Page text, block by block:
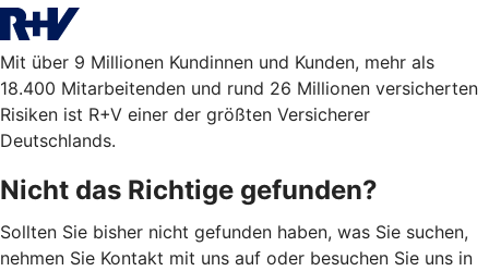
Mit über 9 Millionen Kundinnen und Kunden, mehr als
18.400 Mitarbeitenden und rund 26 Millionen versicherten
Risiken ist R+V einer der größten Versicherer
Deutschlands.
Nicht das Richtige gefunden?
Sollten Sie bisher nicht gefunden haben, was Sie suchen,
nehmen Sie Kontakt mit uns auf oder besuchen Sie uns in